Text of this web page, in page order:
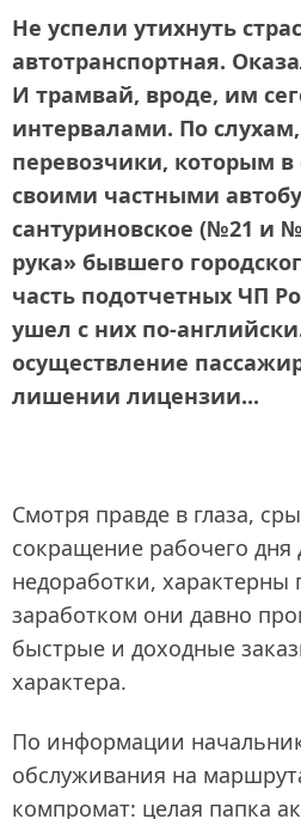
Не успели утихнуть
автотранспортная.
И трамвай, вроде, им
интервалами. По
перевозчики, которым
своими частными
сантуриновское (№21 и
рука» бывшего
часть подотчетных ЧП
ушел с них
осуществление
лишении лицензии...
Смотря правде в глаза,
сокращение рабочего дня
недоработки, характерны
заработком они давно
быстрые и доходные
характера.
По информации
обслуживания на
компромат: целая папка